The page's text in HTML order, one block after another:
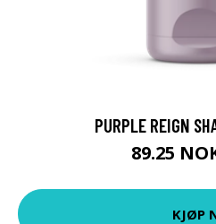
PURPLE REIGN
89.25
KJØP